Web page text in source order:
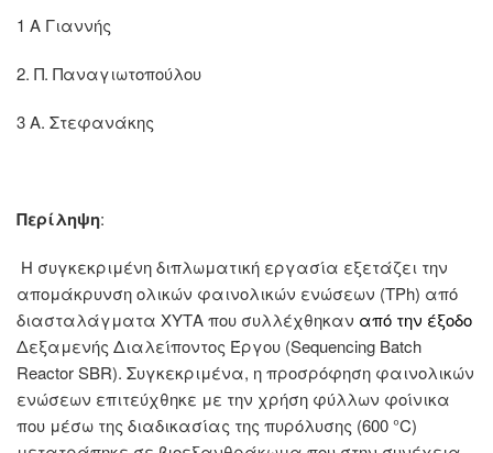
1 Α Γιαννής
2. Π. Παναγιωτοπούλου
3 Α. Στεφανάκης
Περίληψη:
Η συγκεκριμένη διπλωματική εργασία εξετάζει την
απομάκρυνση ολικών φαινολικών ενώσεων (TPh) από
διασταλάγματα ΧΥΤΑ που συλλέχθηκαν από την έξοδο
Δεξαμενής Διαλείποντος Έργου (Sequencing Batch
Reactor SBR). Συγκεκριμένα, η προσρόφηση φαινολικών
ενώσεων επιτεύχθηκε με την χρήση φύλλων φοίνικα
που μέσω της διαδικασίας της πυρόλυσης (600 °C)